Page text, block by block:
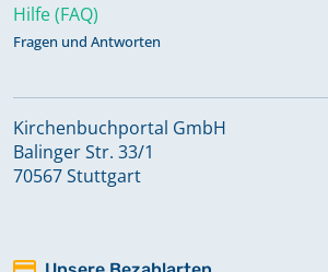
Hilfe (FAQ)
Fragen und Antworten
Kirchenbuchportal GmbH
Balinger Str. 33/1
70567 Stuttgart